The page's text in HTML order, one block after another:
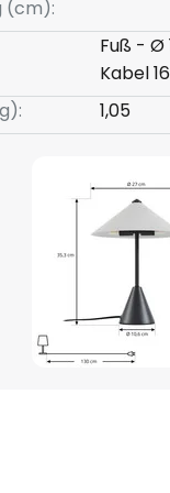
(cm):
Fuß - Ø
Kabel
1,05